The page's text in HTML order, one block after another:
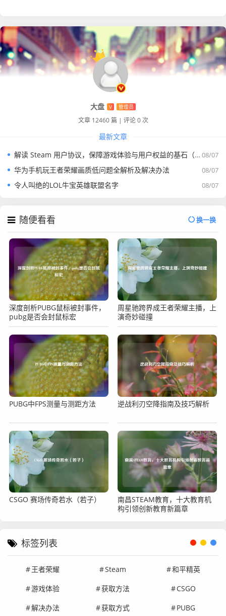
大盘 V 管理员
文章 12460 篇 | 评论 0 次
最新文章
08/07
解读 Steam 用户协议，保障游戏体验与用户权益的基石（中文版）
08/07
华为手机玩王者荣耀画质低问题全解析及解决办法
08/07
令人叫绝的LOL牛宝英雄联盟名字
随便看看 换一换
深度剖析PUBG鼠标被封事件，
pubg是否会封鼠标宏
周星驰跨界成王者荣耀主播，上
演奇妙碰撞
PUBG中FPS测量与测距方法 逆战利刃空降指南及技巧解析
CSGO 赛场传奇若水（若子）
南昌STEAM教育，十大教育机
构引领创新教育新篇章
标签列表
王者荣耀 Steam
和平精英
游戏体验
获取方法
CSGO
解决办法
获取方式 PUBG